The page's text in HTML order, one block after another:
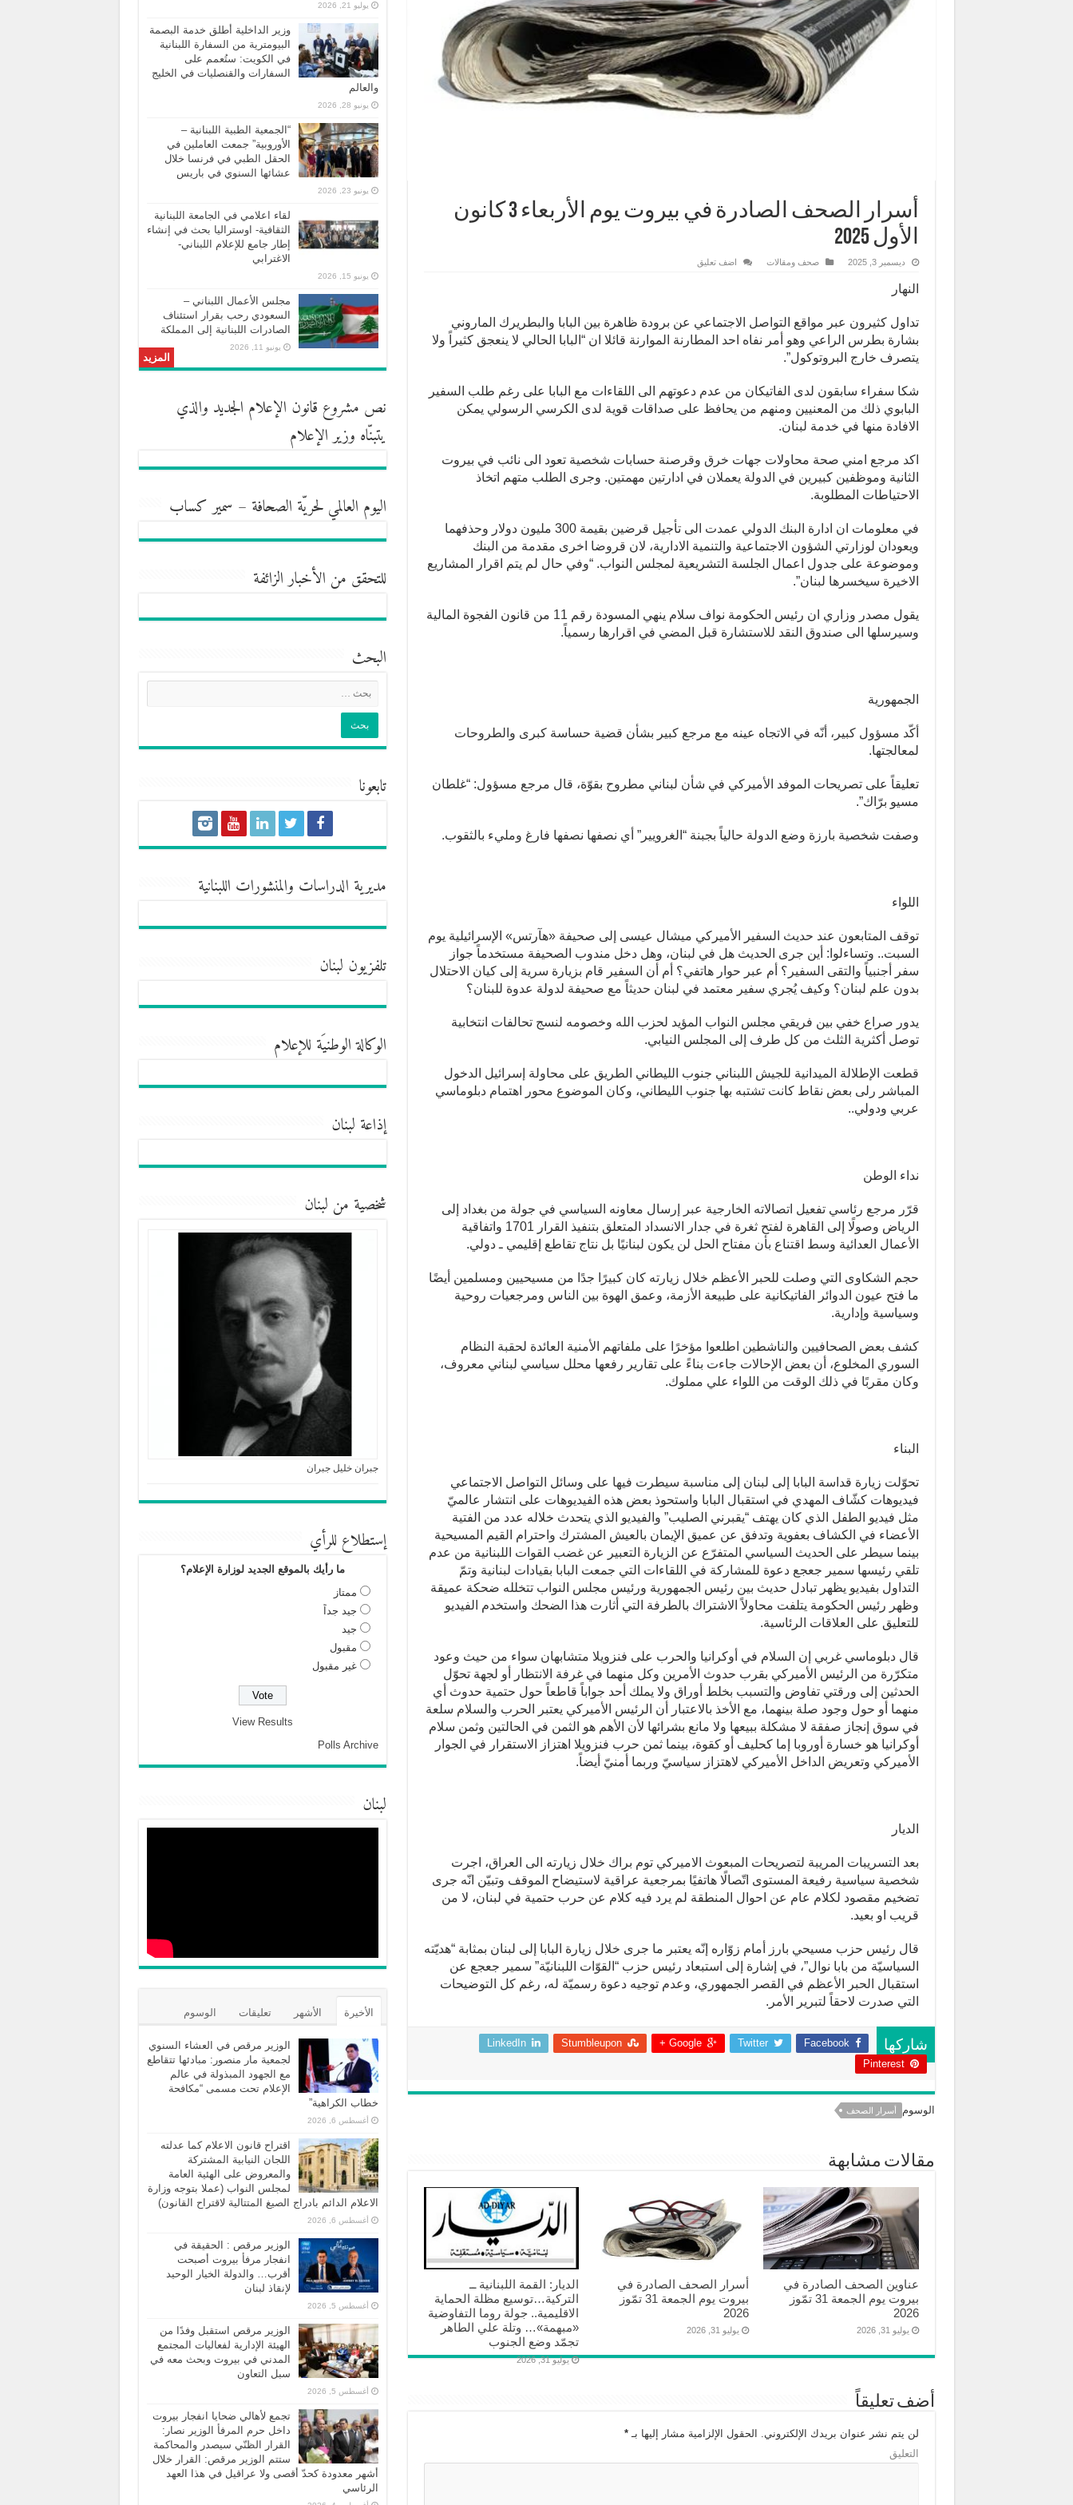
أسرار الصحف الصادرة في بيروت يوم الأربعاء 3 كانون
الأول 2025
ديسمبر 3, 2025 صحف ومقالات اضف تعليق
النهار
تداول كثيرون عبر مواقع التواصل الاجتماعي عن برودة ظاهرة بين البابا والبطريرك الماروني
بشارة بطرس الراعي وهو أمر نفاه احد المطارنة الموارنة قائلا ان “البابا الحالي لا ينعجق كثيراً ولا
يتصرف خارج البروتوكول”.
شكا سفراء سابقون لدى الفاتيكان من عدم دعوتهم الى اللقاءات مع البابا على رغم طلب السفير
البابوي ذلك من المعنيين ومنهم من يحافظ على صداقات قوية لدى الكرسي الرسولي يمكن
الافادة منها في خدمة لبنان.
اكد مرجع امني صحة محاولات جهات خرق وقرصنة حسابات شخصية تعود الى نائب في بيروت
الثانية وموظفين كبيرين في الدولة يعملان في ادارتين مهمتين. وجرى الطلب متهم اتخاذ
الاحتياطات المطلوبة.
في معلومات ان ادارة البنك الدولي عمدت الى تأجيل قرضين بقيمة 300 مليون دولار وحذفهما
ويعودان لوزارتي الشؤون الاجتماعية والتنمية الادارية، لان قروضا اخرى مقدمة من البنك
وموضوعة على جدول اعمال الجلسة التشريعية لمجلس النواب. “وفي حال لم يتم اقرار المشاريع
الاخيرة سيخسرها لبنان”.
يقول مصدر وزاري ان رئيس الحكومة نواف سلام ينهي المسودة رقم 11 من قانون الفجوة المالية
وسيرسلها الى صندوق النقد للاستشارة قبل المضي في اقرارها رسمياً.
الجمهورية
أكّد مسؤول كبير، أنّه في الاتجاه عينه مع مرجع كبير بشأن قضية حساسة كبرى والطروحات
لمعالجتها.
تعليقاً على تصريحات الموفد الأميركي في شأن لبناني مطروح بقوّة، قال مرجع مسؤول: “غلطان
مسيو برّاك”.
وصفت شخصية بارزة وضع الدولة حالياً بجبنة “الغرويير” أي نصفها نصفها فارغ ومليء بالثقوب.
اللواء
توقف المتابعون عند حديث السفير الأميركي ميشال عيسى إلى صحيفة «هآرتس» الإسرائيلية يوم
السبت.. وتساءلوا: أين جرى الحديث هل في لبنان، وهل دخل مندوب الصحيفة مستخدماً جواز
سفر أجنبياً والتقى السفير؟ أم عبر حوار هاتفي؟ أم أن السفير قام بزيارة سرية إلى كيان الاحتلال
بدون علم لبنان؟ وكيف يُجري سفير معتمد في لبنان حديثاً مع صحيفة لدولة عدوة للبنان؟
يدور صراع خفي بين فريقي مجلس النواب المؤيد لحزب الله وخصومه لنسج تحالفات انتخابية
توصل أكثرية الثلث من كل طرف إلى المجلس النيابي.
قطعت الإطلالة الميدانية للجيش اللبناني جنوب الليطاني الطريق على محاولة إسرائيل الدخول
المباشر رلى بعض نقاط كانت تشتبه بها جنوب الليطاني، وكان الموضوع محور اهتمام دبلوماسي
عربي ودولي..
نداء الوطن
قرّر مرجع رئاسي تفعيل اتصالاته الخارجية عبر إرسال معاونه السياسي في جولة من بغداد إلى
الرياض وصولًا إلى القاهرة لفتح ثغرة في جدار الانسداد المتعلق بتنفيذ القرار 1701 واتفاقية
الأعمال العدائية وسط اقتناع بأن مفتاح الحل لن يكون لبنانيًا بل نتاج تقاطع إقليمي ـ دولي.
حجم الشكاوى التي وصلت للحبر الأعظم خلال زيارته كان كبيرًا جدًا من مسيحيين ومسلمين أيضًا
ما فتح عيون الدوائر الفاتيكانية على طبيعة الأزمة، وعمق الهوة بين الناس ومرجعيات روحية
وسياسية وإدارية.
كشف بعض الصحافيين والناشطين اطلعوا مؤخرًا على ملفاتهم الأمنية العائدة لحقبة النظام
السوري المخلوع، أن بعض الإحالات جاءت بناءً على تقارير رفعها محلل سياسي لبناني معروف،
وكان مقربًا في ذلك الوقت من اللواء علي مملوك.
البناء
تحوّلت زيارة قداسة البابا إلى لبنان إلى مناسبة سيطرت فيها على وسائل التواصل الاجتماعي
فيديوهات كشّاف المهدي في استقبال البابا واستحوذ بعض هذه الفيديوهات على انتشار عالميّ
مثل فيديو الطفل الذي كان يهتف “يقبرني الصليب” والفيديو الذي يتحدث خلاله عدد من الفتية
الأعضاء في الكشاف بعفوية وتدفق عن عميق الإيمان بالعيش المشترك واحترام القيم المسيحية
بينما سيطر على الحديث السياسي المتفرّع عن الزيارة التعبير عن غضب القوات اللبنانية من عدم
تلقي رئيسها سمير جعجع دعوة للمشاركة في اللقاءات التي جمعت البابا بقيادات لبنانية وتمّ
التداول بفيديو يظهر تبادل حديث بين رئيس الجمهورية ورئيس مجلس النواب تتخلله ضحكة عميقة
وظهر رئيس الحكومة يتلفت محاولاً الاشتراك بالطرفة التي أثارت هذا الضحك واستخدم الفيديو
للتعليق على العلاقات الرئاسية.
قال دبلوماسي غربي إن السلام في أوكرانيا والحرب على فنزويلا متشابهان سواء من حيث وعود
متكرّرة من الرئيس الأميركي بقرب حدوث الأمرين وكل منهما في غرفة الانتظار أو لجهة تحوّل
الحدثين إلى ورقتي تفاوض والتسبب بخلط أوراق ولا يملك أحد جواباً قاطعاً حول حتمية حدوث أي
منهما أو حول وجود صلة بينهما، مع الأخذ بالاعتبار أن الرئيس الأميركي يعتبر الحرب والسلام سلعة
في سوق إنجاز صفقة لا مشكلة ببيعها ولا مانع بشرائها لأن الأهم هو الثمن في الحالتين وثمن سلام
أوكرانيا هو خسارة أوروبا إما كحليف أو كقوة، بينما ثمن حرب فنزويلا اهتزاز الاستقرار في الجوار
الأميركي وتعريض الداخل الأميركي لاهتزاز سياسيّ وربما أمنيّ أيضاً.
الديار
بعد التسريبات المريبة لتصريحات المبعوث الاميركي توم براك خلال زيارته الى العراق، اجرت
شخصية سياسية رفيعة المستوى اتّصالًا هاتفيًا بمرجعية عراقية لاستيضاح الموقف وتبيّن انّه جرى
تضخيم مقصود لكلام عام عن احوال المنطقة لم يرد فيه كلام عن حرب حتمية في لبنان، لا من
قريب او بعيد.
قال رئيس حزب مسيحي بارز أمام زوّاره إنّه يعتبر ما جرى خلال زيارة البابا إلى لبنان بمثابة “هديّته
السياسيّة من بابا نوال”، في إشارة إلى استبعاد رئيس حزب “القوّات اللبنانيّة” سمير جعجع عن
استقبال الحبر الأعظم في القصر الجمهوري، وعدم توجيه دعوة رسميّة له، رغم كل التوضيحات
التي صدرت لاحقاً لتبرير الأمر.
شاركها Facebook
Twitter
Google +
Stumbleupon
LinkedIn
Pinterest
الوسوم أسرار الصحف
مقالات مشابهة
عناوين الصحف الصادرة في
بيروت يوم الجمعة 31 تمّوز
2026
يوليو 31, 2026
أسرار الصحف الصادرة في
بيروت يوم الجمعة 31 تمّوز
2026
يوليو 31, 2026
الديار: القمة اللبنانية ــ
التركية…توسيع مظلة الحماية
الاقليمية.. جولة روما التفاوضية
«مبهمة»… وتلة علي الطاهر
تجمّد وضع الجنوب
يوليو 31, 2026
أضف تعليقاً
لن يتم نشر عنوان بريدك الإلكتروني. الحقول الإلزامية مشار إليها بـ*
التعليق
المزيد
يوليو 21, 2026
وزير الداخلية أطلق خدمة البصمة
البيومترية من السفارة اللبنانية
في الكويت: ستُعمم على
السفارات والقنصليات في الخليج
والعالم
يونيو 28, 2026
“الجمعية الطبية اللبنانية –
الأوروبية” جمعت العاملين في
الحقل الطبي في فرنسا خلال
عشائها السنوي في باريس
يونيو 23, 2026
لقاء اعلامي في الجامعة اللبنانية
الثقافية- اوستراليا بحث في إنشاء
إطار جامع للإعلام اللبناني-
الاغترابي
يونيو 15, 2026
مجلس الأعمال اللبناني –
السعودي رحب بقرار استئناف
الصادرات اللبنانية إلى المملكة
يونيو 11, 2026
نص مشروع قانون الإعلام الجديد والذي
يتبنّاه وزير الإعلام
اليوم العالمي لحريّة الصحافة – سمير كساب
للتحقق من الأخبار الزائفة
البحث
تابعونا
مديرية الدراسات والمنشورات اللبنانية
تلفزيون لبنان
الوكالة الوطنيَة للإعلام
إذاعة لبنان
شخصية من لبنان
جبران خليل جبران
إستطلاع للرأي
ما رأيك بالموقع الجديد لوزارة الإعلام؟
ممتاز
جيد جداً
جيد
مقبول
غير مقبول
View Results
Polls Archive
لبنان
الأخيرة الأشهر تعليقات الوسوم
الوزير مرقص في العشاء السنوي
لجمعية مار منصور: مبادئها تتقاطع
مع الجهود المبذولة في عالم
الإعلام تحت مسمى “مكافحة
خطاب الكراهية”
أغسطس 6, 2026
اقتراح قانون الاعلام كما عدلته
اللجان النيابية المشتركة
والمعروض على الهئية العامة
لمجلس النواب (عملا بتوجه وزارة
الاعلام الدائم بادراج الصيغ المتتالية لاقتراح القانون)
أغسطس 6, 2026
الوزير مرقص : الحقيقة في
انفجار مرفأ بيروت أصبحت
أقرب… والدولة الخيار الوحيد
لإنقاذ لبنان
أغسطس 5, 2026
الوزير مرقص استقبل وفدًا من
الهيئة الإدارية لفعاليات المجتمع
المدني في بيروت وبحث معه في
سبل التعاون
أغسطس 5, 2026
تجمع لأهالي ضحايا انفجار بيروت
داخل حرم المرفأ الوزير نصار:
القرار الظنّي سيصدر والمحاكمة
ستتم الوزير مرقص: القرار خلال
أشهر معدودة كحدّ أقصى ولا عراقيل في هذا العهد
الرئاسي